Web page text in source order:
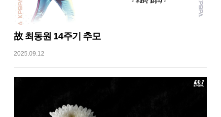
故 최동원 14주기 추모
2025.09.12